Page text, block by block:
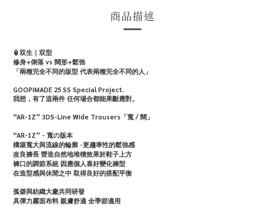
商品描述
🏮双生｜双型
修身+俐落 vs 闊形+鬆弛
「兩種完全不同的版型 代表兩種完全不同的人」
GOOPiMADE 25 SS Special Project.
我想，有了這兩件 任何場合都能果斷應對。
“AR-1Z” 3DS-Line Wide Trousers「寬 / 闊」
“AR-1Z” - 寬の版本
構築寬大與流線的輪廓 -更趨率性的鬆弛感
改良褲長 營造自然地堆積效果於鞋子上方
褲口的調節系統 因應個人喜好變化褲型
在造型感與休閒之中 取得良好的搭配平衡
孤僻與紡織大廠共同研發
具彈力霧面布料 親膚舒適 全季節適用